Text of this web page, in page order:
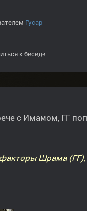
Гусар
к беседе.
с Имамом, ГГ
Шрама